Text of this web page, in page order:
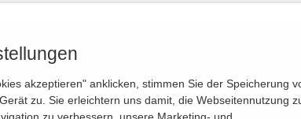
akzeptieren" anklicken, stimmen Sie der Speicherung
zu. Sie erleichtern uns damit, die Webseitennutzung
zu verbessern, unsere Marketing- und